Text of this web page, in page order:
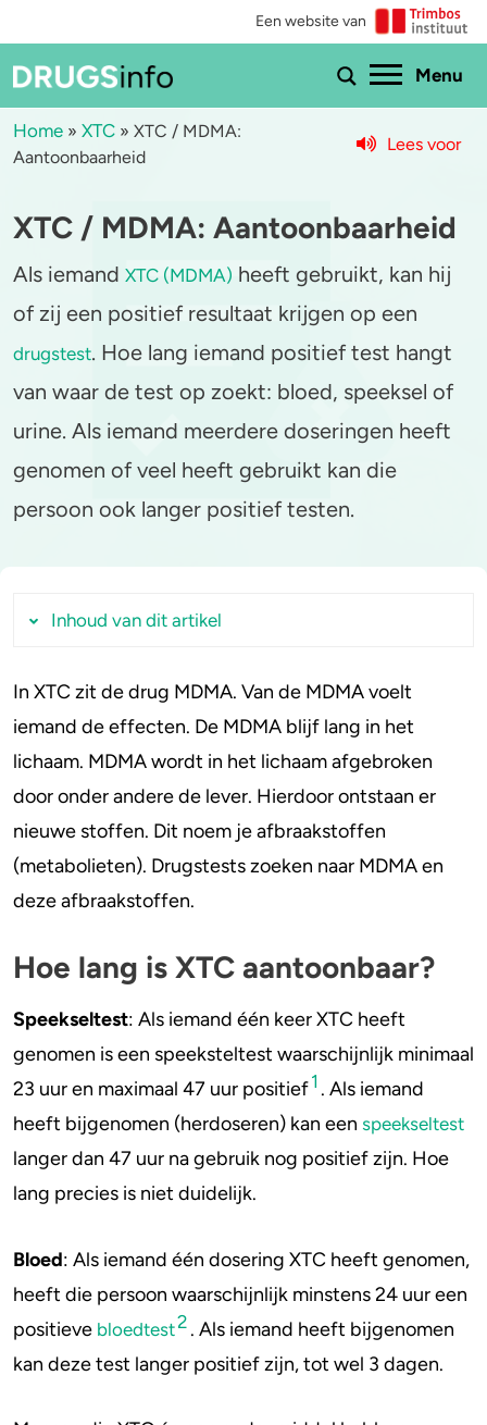
Een website van
Menu
Bekijk alle drugs
Cannabis
XTC / MDMA
Cocaïne
Speed
3-MMC
2C-B
Ketamine
Ayahuasca
LSD
Benzodiazepines
Heroïne
4-FA
Crack
Aantoonbaarheid
Zwangerschap
Drugs & de wet
Combinaties & medicijnen
Trends & Cijfers
Check je gebruik
Stel een vraag
Home » XTC » XTC / MDMA:
Aantoonbaarheid
Lees voor
XTC / MDMA: Aantoonbaarheid
Als iemand XTC (MDMA) heeft gebruikt, kan hij
of zij een positief resultaat krijgen op een
drugstest. Hoe lang iemand positief test hangt
van waar de test op zoekt: bloed, speeksel of
urine. Als iemand meerdere doseringen heeft
genomen of veel heeft gebruikt kan die
persoon ook langer positief testen.
Inhoud van dit artikel
Hoe lang is XTC aantoonbaar?
Welke medicijnen of drugs zorgen voor een
positieve test op XTC?
Veelgestelde vragen
Hoe lang is XTC/MDMA aantoonbaar in
haar?
Mag mijn werkgever testen op XTC?
In XTC zit de drug MDMA. Van de MDMA voelt
iemand de effecten. De MDMA blijf lang in het
lichaam. MDMA wordt in het lichaam afgebroken
door onder andere de lever. Hierdoor ontstaan er
nieuwe stoffen. Dit noem je afbraakstoffen
(metabolieten). Drugstests zoeken naar MDMA en
deze afbraakstoffen.
Hoe lang is XTC aantoonbaar?
Speekseltest: Als iemand één keer XTC heeft
genomen is een speeksteltest waarschijnlijk minimaal
23 uur en maximaal 47 uur positief1 . Als iemand
heeft bijgenomen (herdoseren) kan een speekseltest
langer dan 47 uur na gebruik nog positief zijn. Hoe
lang precies is niet duidelijk.
Bloed: Als iemand één dosering XTC heeft genomen,
heeft die persoon waarschijnlijk minstens 24 uur een
positieve bloedtest2 . Als iemand heeft bijgenomen
kan deze test langer positief zijn, tot wel 3 dagen.